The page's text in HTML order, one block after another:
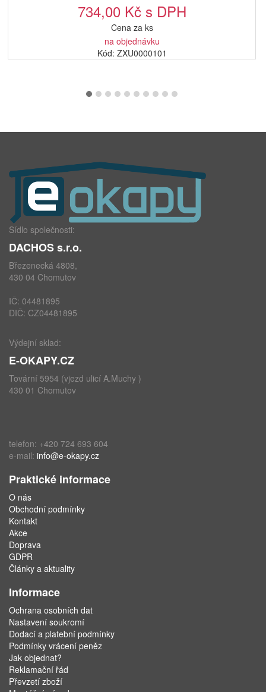
734,00 Kč s DPH
Cena za ks
na objednávku
Kód: ZXU0000101
Sídlo společnosti:
DACHOS s.r.o.
Březenecká 4808,
430 04 Chomutov
IČ: 04481895
DIČ: CZ04481895
Výdejní sklad:
E-OKAPY.CZ
Tovární 5954 (vjezd ulicí A.Muchy )
430 01 Chomutov
telefon: +420 724 693 604
e-mail: info@e-okapy.cz
Praktické informace
O nás
Obchodní podmínky
Kontakt
Akce
Doprava
GDPR
Články a aktuality
Informace
Ochrana osobních dat
Nastavení soukromí
Dodací a platební podmínky
Podmínky vrácení peněz
Jak objednat?
Reklamační řád
Převzetí zboží